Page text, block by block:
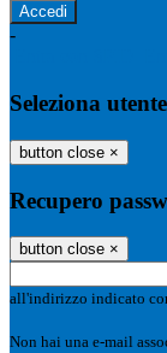
-
Seleziona utente
button close ×
Recupero
button close ×
all'indirizzo indicato
Non hai una e-mail